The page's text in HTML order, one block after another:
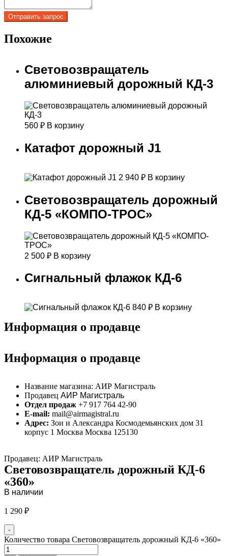
Похожие
Световозвращатель
алюминиевый дорожный КД-3
560 ₽ В корзину
Катафот дорожный J1
2 940 ₽ В корзину
Световозвращатель дорожный
КД-5 «КОМПО-ТРОС»
2 500 ₽ В корзину
Сигнальный флажок КД-6
840 ₽ В корзину
Информация о продавце
Информация о продавце
Название магазина: АИР Магистраль
Продавец АИР Магистраль
Отдел продаж +7 917 764 42-90
E-mail: mail@airmagistral.ru
Адрес: Зои и Александра Космодемьянских дом 31
корпус 1 Москва Москва 125130
Продавец: АИР Магистраль
Световозвращатель дорожный КД-6
«360»
В наличии
1 290 ₽
-
Количество товара Световозвращатель дорожный КД-6 «360»